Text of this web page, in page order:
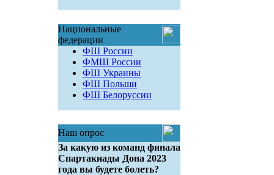
Национальные
федерации
ФШ России
ФМШ России
ФШ Украины
ФШ Польши
ФШ Белоруссии
Наш опрос
За какую из команд финала
Спартакиады Дона 2023
года вы будете болеть?